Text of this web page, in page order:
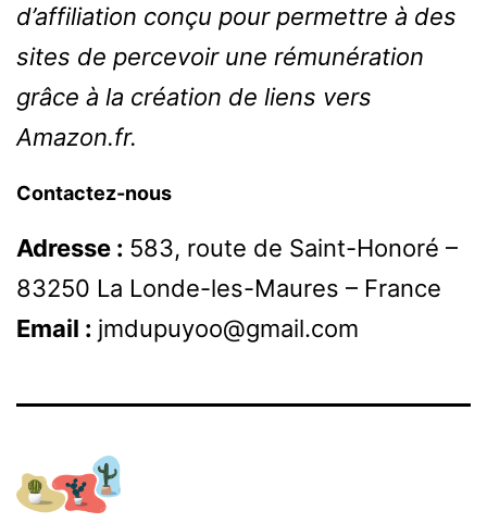
d’affiliation conçu pour permettre à des
sites de percevoir une rémunération
grâce à la création de liens vers
Amazon.fr.
Contactez-nous
Adresse : 583, route de Saint-Honoré –
83250 La Londe-les-Maures – France
Email : jmdupuyoo@gmail.com